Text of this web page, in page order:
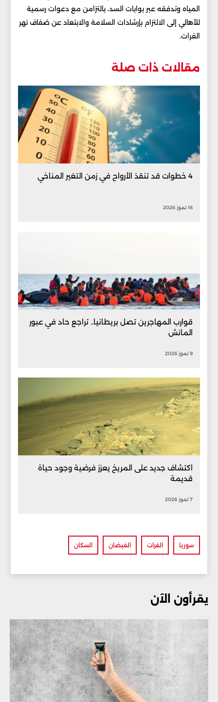
المياه وتدفقه عبر بوابات السد، بالتزامن مع دعوات رسمية
للأهالي إلى الالتزام بإرشادات السلامة والابتعاد عن ضفاف نهر
الفرات.
مقالات ذات صلة
4 خطوات قد تنقذ الأرواح في زمن التغير المناخي
16 تموز 2026
قوارب المهاجرين تصل بريطانيا.. تراجع حاد في عبور
المانش
9 تموز 2026
اكتشاف جديد على المريخ يعزز فرضية وجود حياة
قديمة
7 تموز 2026
سوريا الفرات الفيضان السكان
يقرأون الآن